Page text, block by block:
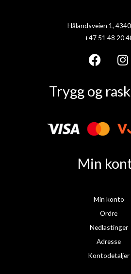
Hålandsveien 1,
+47 51 48 20
F
c
b
o
I
s
g
Trygg og
Min
Min konto
Ordre
Nedlastinger
Adresse
Kontodetaljer